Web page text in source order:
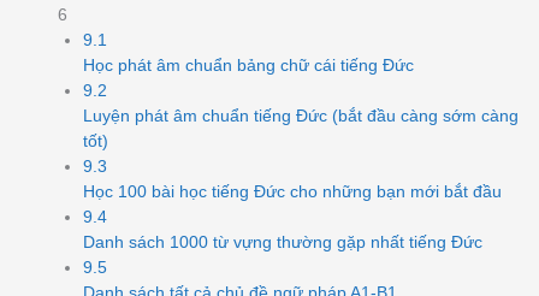
6
9.1
Học phát âm chuẩn bảng chữ cái tiếng Đức
9.2
Luyện phát âm chuẩn tiếng Đức (bắt đầu càng sớm càng
tốt)
9.3
Học 100 bài học tiếng Đức cho những bạn mới bắt đầu
9.4
Danh sách 1000 từ vựng thường gặp nhất tiếng Đức
9.5